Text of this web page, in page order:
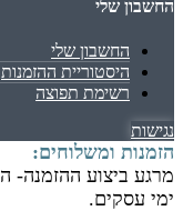
החשבון שלי
החשבון שלי
היסטוריית ההזמנות
רשימת תפוצה
נגישות
הזמנות ומשלוחים:
ימי עסקים.